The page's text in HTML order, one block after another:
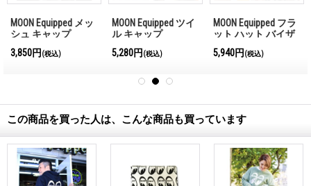
MOON Equipped メッ
シュ キャップ
3,850円 (税込)
MOON Equipped ツイ
ル キャップ
5,280円 (税込)
MOON Equipped フラ
ット ハット バイザ
5,940円 (税込)
この商品を買った人は、こんな商品も買っています